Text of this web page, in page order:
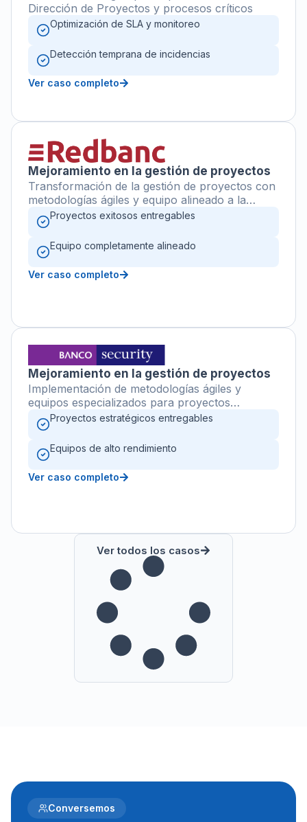
Dirección de Proyectos y procesos críticos
Optimización de SLA y monitoreo
Detección temprana de incidencias
Ver caso completo
Mejoramiento en la gestión de proyectos
Transformación de la gestión de proyectos con
metodologías ágiles y equipo alineado a la
estrategia
Proyectos exitosos entregables
Equipo completamente alineado
Ver caso completo
Mejoramiento en la gestión de proyectos
Implementación de metodologías ágiles y
equipos especializados para proyectos
estratégicos
Proyectos estratégicos entregables
Equipos de alto rendimiento
Ver caso completo
Ver todos los casos
Conversemos